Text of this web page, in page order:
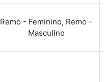
Remo - Feminino, Remo -
Masculino